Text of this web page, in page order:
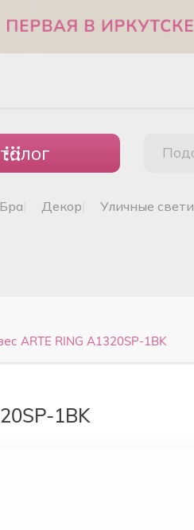
бра декор уличные
ARTE RING A1320SP-1BK
1BK